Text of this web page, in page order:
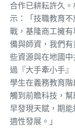
合作已耕耘許久
示：「技職教育不
戰，基隆商工擁有
備與師資，我們
些資源與在地國
過『大手牽小手』
學生在義務教育
觸到前瞻科技，幫
早發現天賦，期
適性發展。」